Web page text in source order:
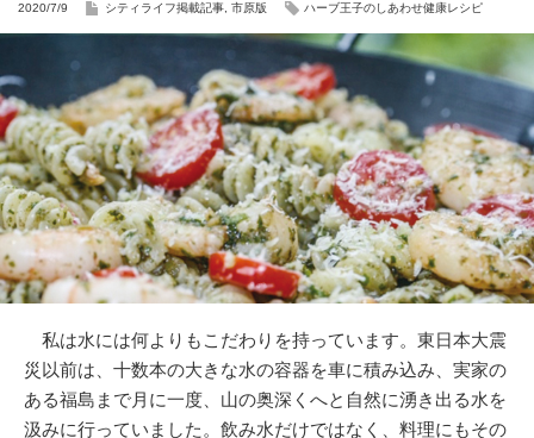
2020/7/9 シティライフ掲載記事 市原版 ハーブ王子のしあわせ健康レシピ
私は水には何よりもこだわりを持っています。東日本大震
災以前は、十数本の大きな水の容器を車に積み込み、実家の
ある福島まで月に一度、山の奥深くへと自然に湧き出る水を
汲みに行っていました。飲み水だけではなく、料理にもその